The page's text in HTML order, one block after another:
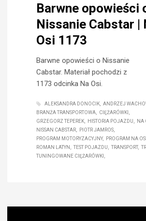
Barwne opowieści
Nissanie Cabstar |
Osi 1173
Barwne opowieści o Nissanie
Cabstar. Materiał pochodzi z
1173 odcinka Na Osi.
ALEKSANDRA DONOCIK
ANDRZEJ
BRANŻA TRANSPORTOWA
CIĘŻARÓWKI
GRZEGORZ TEPEREK
HISTORIA POJAZDU
NA
NISSAN CABSTAR
PIOTR JAMROS
PROGRAM MOTORYZACYJNY
PROGRAM NA OSI
ROMAN LATYN
TEST POJAZDU TRANSPORT
TUNINGOWANE CIĘŻARÓWKI